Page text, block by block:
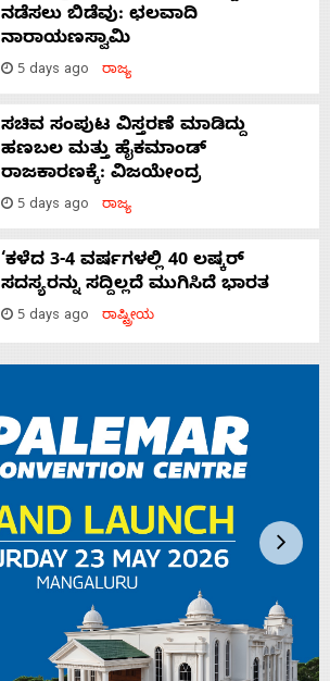
ನಡೆಸಲು ಬಿಡೆವು: ಛಲವಾದಿ
ನಾರಾಯಣಸ್ವಾಮಿ
5 days ago ರಾಜ್ಯ
ಸಚಿವ ಸಂಪುಟ ವಿಸ್ತರಣೆ ಮಾಡಿದ್ದು
ಹಣಬಲ ಮತ್ತು ಹೈಕಮಾಂಡ್
ರಾಜಕಾರಣಕ್ಕೆ: ವಿಜಯೇಂದ್ರ
5 days ago ರಾಜ್ಯ
‘ಕಳೆದ 3-4 ವರ್ಷಗಳಲ್ಲಿ 40 ಲಷ್ಕರ್
ಸದಸ್ಯರನ್ನು ಸದ್ದಿಲ್ಲದೆ ಮುಗಿಸಿದೆ ಭಾರತ
5 days ago ರಾಷ್ಟ್ರೀಯ